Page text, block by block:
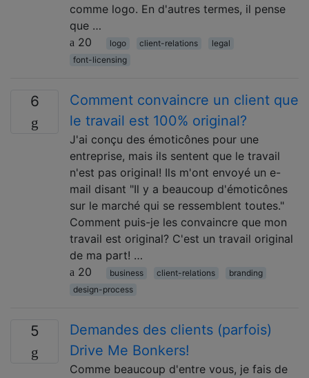
comme logo. En d'autres termes, il pense
que …
20
logo client-relations
legal
font-licensing
6
Comment convaincre un client que
le travail est 100% original?
J'ai conçu des émoticônes pour une
entreprise, mais ils sentent que le travail
n'est pas original! Ils m'ont envoyé un e-
mail disant "Il y a beaucoup d'émoticônes
sur le marché qui se ressemblent toutes."
Comment puis-je les convaincre que mon
travail est original? C'est un travail original
de ma part! …
20
business client-relations
branding
design-process
5
Demandes des clients (parfois)
Drive Me Bonkers!
Comme beaucoup d'entre vous, je fais de